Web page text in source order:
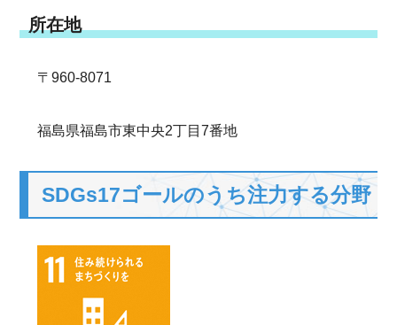
所在地
〒960-8071
福島県福島市東中央2丁目7番地
SDGs17ゴールのうち注力する分野